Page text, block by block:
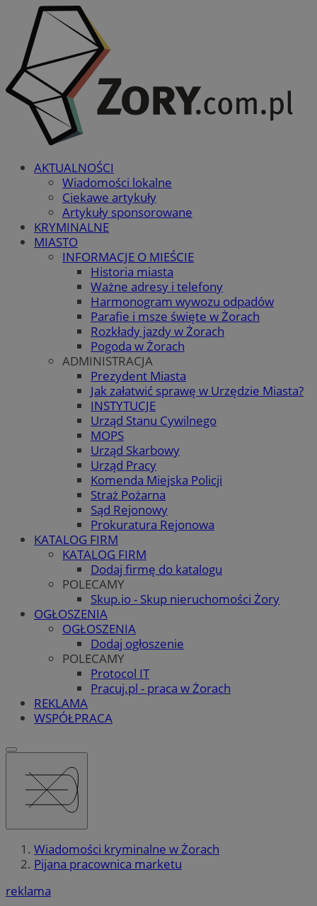
AKTUALNOŚCI
Wiadomości lokalne
Ciekawe artykuły
Artykuły sponsorowane
KRYMINALNE
MIASTO
INFORMACJE O MIEŚCIE
Historia miasta
Ważne adresy i telefony
Harmonogram wywozu odpadów
Parafie i msze święte w Żorach
Rozkłady jazdy w Żorach
Pogoda w Żorach
ADMINISTRACJA
Prezydent Miasta
Jak załatwić sprawę w Urzędzie Miasta?
INSTYTUCJE
Urząd Stanu Cywilnego
MOPS
Urząd Skarbowy
Urząd Pracy
Komenda Miejska Policji
Straż Pożarna
Sąd Rejonowy
Prokuratura Rejonowa
KATALOG FIRM
KATALOG FIRM
Dodaj firmę do katalogu
POLECAMY
Skup.io - Skup nieruchomości Żory
OGŁOSZENIA
OGŁOSZENIA
Dodaj ogłoszenie
POLECAMY
Protocol IT
Pracuj.pl - praca w Żorach
REKLAMA
WSPÓŁPRACA
Wiadomości kryminalne w Żorach
Pijana pracownica marketu
reklama